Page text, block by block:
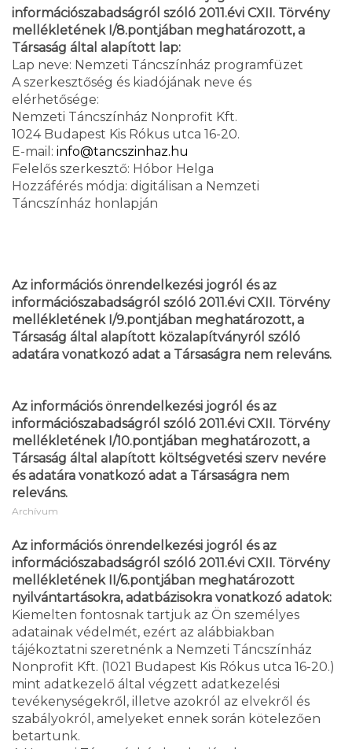
információszabadságról szóló 2011.évi CXII. Törvény
mellékletének I/8.pontjában meghatározott, a
Társaság által alapított lap:
Lap neve: Nemzeti Táncszínház programfüzet
A szerkesztőség és kiadójának neve és
elérhetősége:
Nemzeti Táncszínház Nonprofit Kft.
1024 Budapest Kis Rókus utca 16-20.
E-mail: info@tancszinhaz.hu
Felelős szerkesztő: Hóbor Helga
Hozzáférés módja: digitálisan a Nemzeti
Táncszínház honlapján
Az információs önrendelkezési jogról és az
információszabadságról szóló 2011.évi CXII. Törvény
mellékletének I/9.pontjában meghatározott, a
Társaság által alapított közalapítványról szóló
adatára vonatkozó adat a Társaságra nem releváns.
Az információs önrendelkezési jogról és az
információszabadságról szóló 2011.évi CXII. Törvény
mellékletének I/10.pontjában meghatározott, a
Társaság által alapított költségvetési szerv nevére
és adatára vonatkozó adat a Társaságra nem
releváns.
Archívum
Az információs önrendelkezési jogról és az
információszabadságról szóló 2011.évi CXII. Törvény
mellékletének II/6.pontjában meghatározott
nyilvántartásokra, adatbázisokra vonatkozó adatok:
Kiemelten fontosnak tartjuk az Ön személyes
adatainak védelmét, ezért az alábbiakban
tájékoztatni szeretnénk a Nemzeti Táncszínház
Nonprofit Kft. (1021 Budapest Kis Rókus utca 16-20.)
mint adatkezelő által végzett adatkezelési
tevékenységekről, illetve azokról az elvekről és
szabályokról, amelyeket ennek során kötelezően
betartunk.